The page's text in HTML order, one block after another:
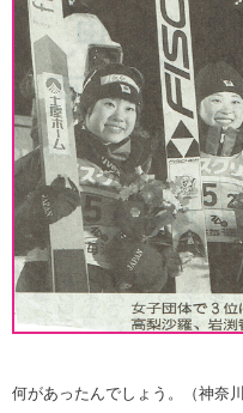
何があったんでしょう。（神奈